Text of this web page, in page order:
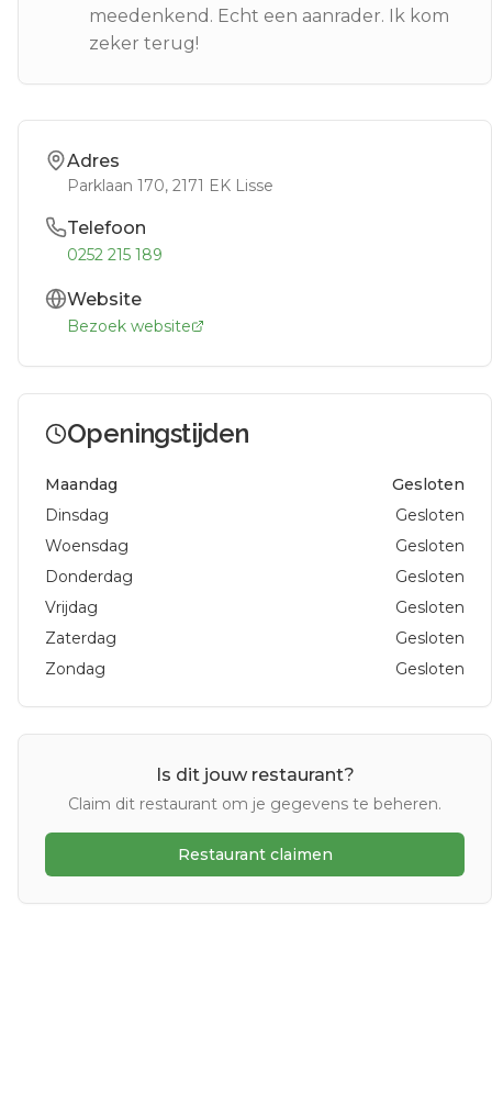
meedenkend. Echt een aanrader. Ik kom
zeker terug!
Adres
Parklaan 170, 2171 EK Lisse
Telefoon
0252 215 189
Website
Bezoek website
Openingstijden
Maandag
Gesloten
Dinsdag
Gesloten
Woensdag
Gesloten
Donderdag
Gesloten
Vrijdag
Gesloten
Zaterdag
Gesloten
Zondag
Gesloten
Is dit jouw restaurant?
Claim dit restaurant om je gegevens te beheren.
Restaurant claimen